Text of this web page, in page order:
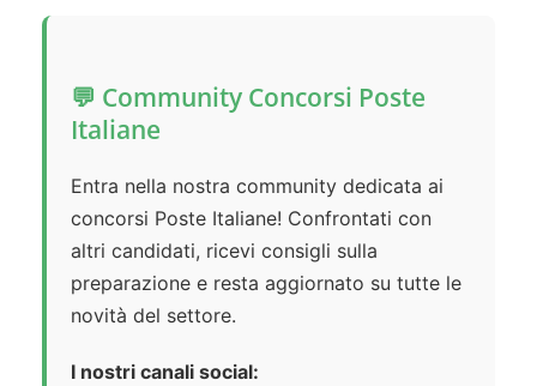
💬 Community Concorsi Poste
Italiane
Entra nella nostra community dedicata ai
concorsi Poste Italiane! Confrontati con
altri candidati, ricevi consigli sulla
preparazione e resta aggiornato su tutte le
novità del settore.
I nostri canali social: